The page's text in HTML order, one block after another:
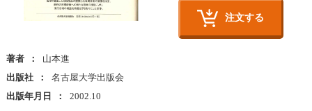
注文する
著者
山本進
出版社
名古屋大学出版会
出版年月日
2002.10